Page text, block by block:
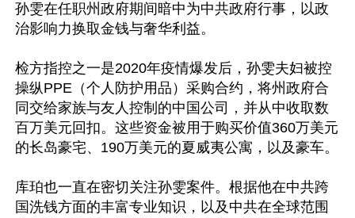
孙雯在任职州政府期间暗中为中共政府行事，以政
治影响力换取金钱与奢华利益。
检方指控之一是2020年疫情爆发后，孙雯夫妇被控
操纵PPE（个人防护用品）采购合约，将州政府合
同交给家族与友人控制的中国公司，并从中收取数
百万美元回扣。这些资金被用于购买价值360万美元
的长岛豪宅、190万美元的夏威夷公寓，以及豪车。
库珀也一直在密切关注孙雯案件。根据他在中共跨
国洗钱方面的丰富专业知识，以及中共在全球范围